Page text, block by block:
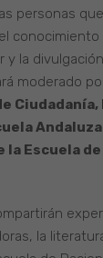
personas
conocimiento
la
moderado
Ciudadanía,
Andaluza
la Escuela
la